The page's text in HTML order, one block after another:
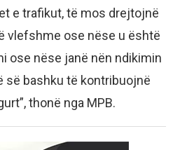
e trafikut, të mos drejtojnë
vlefshme ose nëse u është
ose nëse janë nën ndikimin
së bashku të kontribuojnë
thonë nga MPB.